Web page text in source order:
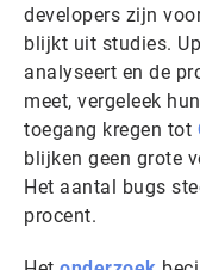
developers zijn
blijkt uit studies.
analyseert en de
meet, vergeleek
toegang kregen tot
blijken geen grote
Het aantal bugs
procent.